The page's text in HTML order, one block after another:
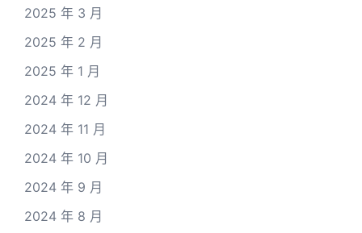
2025 年 3 月
2025 年 2 月
2025 年 1 月
2024 年 12 月
2024 年 11 月
2024 年 10 月
2024 年 9 月
2024 年 8 月